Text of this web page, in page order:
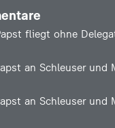
fliegt ohne
an Schleuser und
an Schleuser und